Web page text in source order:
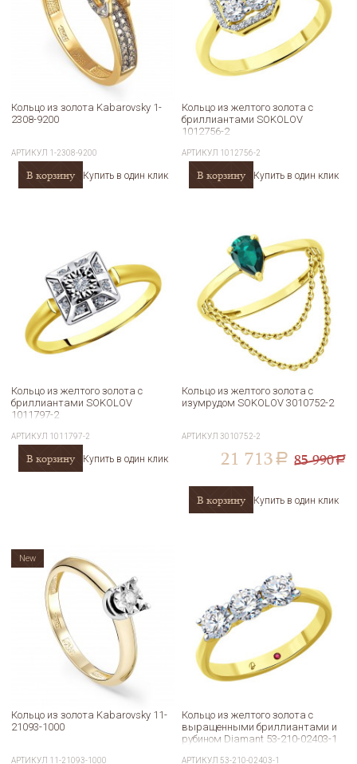
Кольцо из золота Kabarovsky 1-
2308-9200
АРТИКУЛ 1-2308-9200
В корзину Купить в один клик
Кольцо из желтого золота с
бриллиантами SOKOLOV
1012756-2
АРТИКУЛ 1012756-2
В корзину Купить в один клик
Кольцо из желтого золота с
бриллиантами SOKOLOV
1011797-2
АРТИКУЛ 1011797-2
В корзину Купить в один клик
Кольцо из желтого золота с
изумрудом SOKOLOV 3010752-2
АРТИКУЛ 3010752-2
21 713 a 85 990a
В корзину Купить в один клик
Кольцо из золота Kabarovsky 11-
21093-1000
АРТИКУЛ 11-21093-1000
New
Кольцо из желтого золота с
выращенными бриллиантами и
рубином Diamant 53-210-02403-1
АРТИКУЛ53-210-02403-1